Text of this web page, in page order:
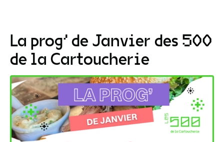
La prog’ de Janvier des 500
de la Cartoucherie